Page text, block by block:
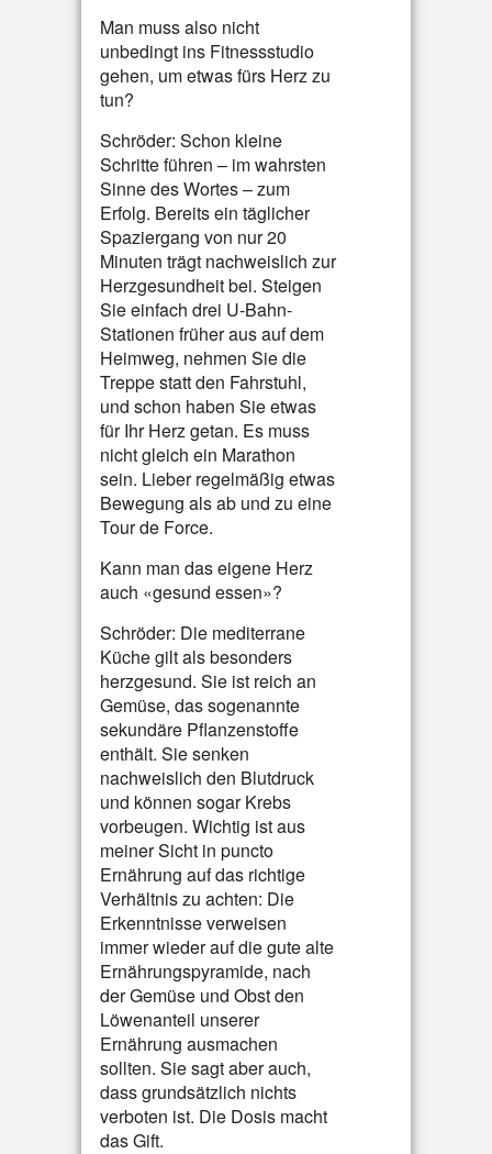
Man muss also nicht
unbedingt ins Fitnessstudio
gehen, um etwas fürs Herz zu
tun?
Schröder: Schon kleine
Schritte führen – im wahrsten
Sinne des Wortes – zum
Erfolg. Bereits ein täglicher
Spaziergang von nur 20
Minuten trägt nachweislich zur
Herzgesundheit bei. Steigen
Sie einfach drei U-Bahn-
Stationen früher aus auf dem
Heimweg, nehmen Sie die
Treppe statt den Fahrstuhl,
und schon haben Sie etwas
für Ihr Herz getan. Es muss
nicht gleich ein Marathon
sein. Lieber regelmäßig etwas
Bewegung als ab und zu eine
Tour de Force.
Kann man das eigene Herz
auch «gesund essen»?
Schröder: Die mediterrane
Küche gilt als besonders
herzgesund. Sie ist reich an
Gemüse, das sogenannte
sekundäre Pflanzenstoffe
enthält. Sie senken
nachweislich den Blutdruck
und können sogar Krebs
vorbeugen. Wichtig ist aus
meiner Sicht in puncto
Ernährung auf das richtige
Verhältnis zu achten: Die
Erkenntnisse verweisen
immer wieder auf die gute alte
Ernährungspyramide, nach
der Gemüse und Obst den
Löwenanteil unserer
Ernährung ausmachen
sollten. Sie sagt aber auch,
dass grundsätzlich nichts
verboten ist. Die Dosis macht
das Gift.